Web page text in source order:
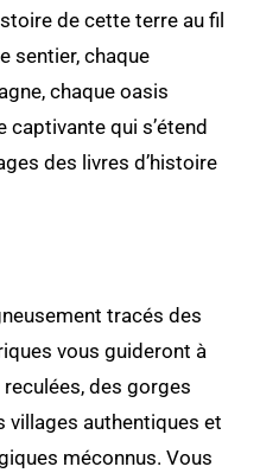
de cette terre au fil
sentier, chaque
chaque oasis
captivante qui s’étend
des livres d’histoire
tracés des
vous guideront à
des gorges
villages authentiques et
méconnus. Vous